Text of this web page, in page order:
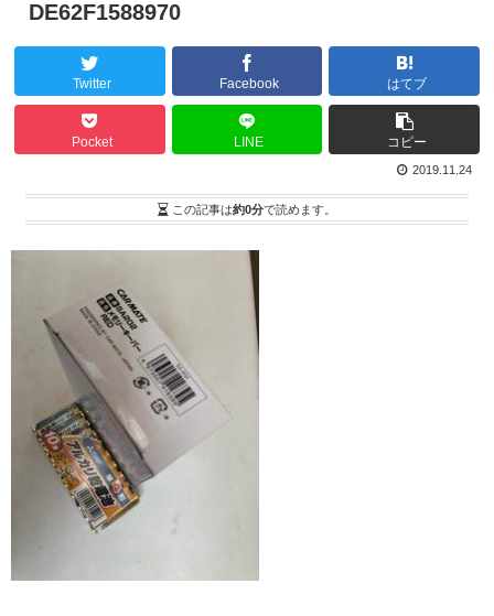
DE62F1588970
Twitter Facebook はてブ
Pocket LINE コピー
2019.11.24
この記事は約0分で読めます。